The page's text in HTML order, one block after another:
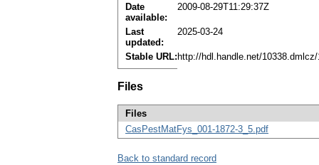
Date
available:
2009-08-29T11:29:37Z
Last
updated:
2025-03-24
Stable URL: http://hdl.handle.net/10338.dmlcz/
Files
Files
CasPestMatFys_001-1872-3_5.pdf
Back to standard record